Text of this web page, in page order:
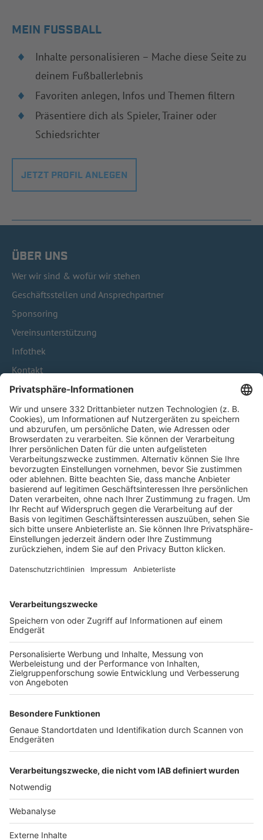
MEIN FUSSBALL
Inhalte personalisieren – Mache diese Seite zu
deinem Fußballerlebnis
Favoriten anlegen, Infos und Themen filtern
Präsentiere dich als Spieler, Trainer oder
Schiedsrichter
JETZT PROFIL ANLEGEN
ÜBER UNS
Wer wir sind & wofür wir stehen
Geschäftsstellen und Ansprechpartner
Sponsoring
Vereinsunterstützung
Infothek
Kontakt
HÄUFIG BESUCHTE SEITEN
Pässe und Vereinswechsel
Trainerausbildung
Schulungsangebot Vereinsmitarbeiter
BFV-Geschäftsstellen
Trainerbörse
Login SpielPlus
FOLGE DEM BFV
TOP-VEREINE
TOP-PARTNER
Nutzungsbedingungen Datenschutz Impressum